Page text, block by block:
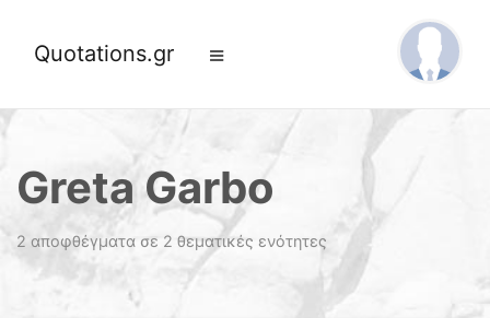
Quotations.gr
Greta Garbo
2 αποφθέγματα σε 2 θεματικές ενότητες